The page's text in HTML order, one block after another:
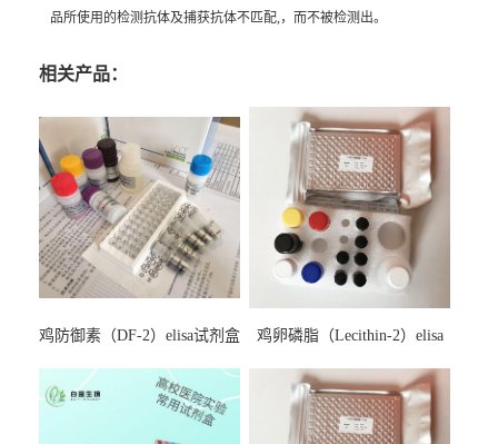
品所使用的检测抗体及捕获抗体不匹配,，而不被检测出。
相关产品：
鸡防御素（DF-2）elisa试剂盒
鸡卵磷脂（Lecithin-2）elisa